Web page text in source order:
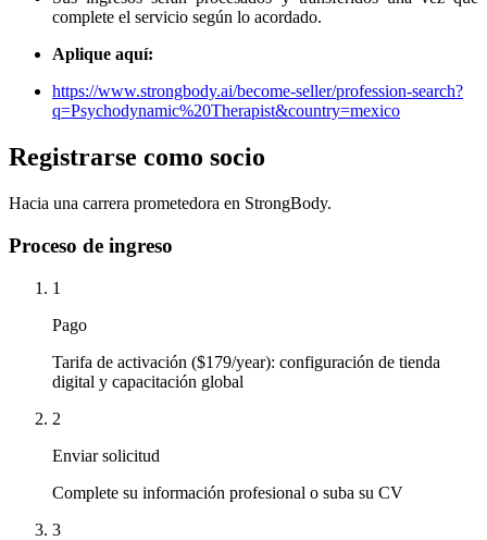
complete el servicio según lo acordado.
Aplique aquí:
https://www.strongbody.ai/become-seller/profession-search?
q=Psychodynamic%20Therapist&country=mexico
Registrarse como socio
Hacia una carrera prometedora en StrongBody.
Proceso de ingreso
1
Pago
Tarifa de activación ($179/year): configuración de tienda
digital y capacitación global
2
Enviar solicitud
Complete su información profesional o suba su CV
3